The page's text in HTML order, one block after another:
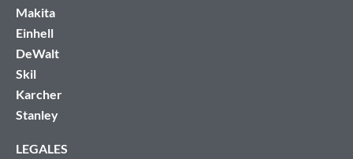
Makita
Einhell
DeWalt
Skil
Karcher
Stanley
LEGALES